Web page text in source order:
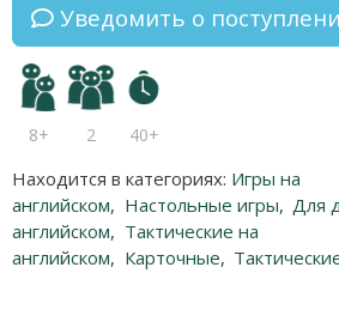
Уведомить о
8+ 2 40+
Находится в категориях: Игры на
английском, Настольные игры, Для
английском, Тактические на
английском, Карточные,